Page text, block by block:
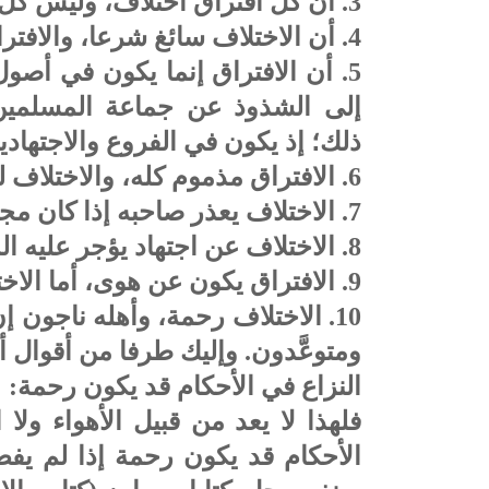
4. أن الاختلاف سائغ شرعا، والافتراق غير سائغ.
5. أن الافتراق إنما يكون في
إلى الشذوذ عن جماعة
ذلك؛ إذ يكون في الفروع
6. الافتراق مذموم كله، والاختلاف ليس كله مذموما.
7. الاختلاف يعذر صاحبه إذا كان مجتهدا، والافتراق لا يعذر صاحبه.
8. الاختلاف عن اجتهاد يؤجر عليه المجتهد، والافتراق موزور صاحبه.
9. الافتراق يكون عن هوى، أما الاختلاف فلا يلزم منه ذلك.
10. الاختلاف رحمة، وأهله
ومتوعَّدون. وإليك طرفا من أقوال
النزاع في الأحكام قد يكون رحمة:
فلهذا لا يعد من قبيل الأهواء
الأحكام قد يكون رحمة إذا لم